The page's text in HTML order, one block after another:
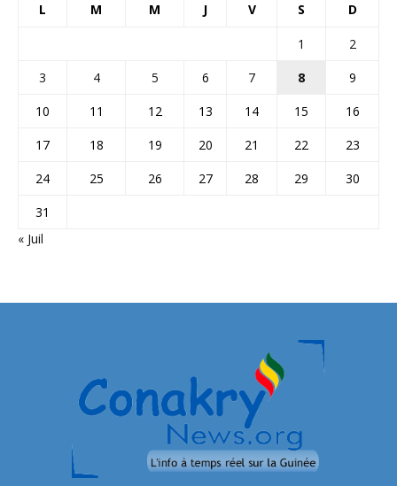
L M M J V S D
1
2
3
4 5 6 7 8
9
10
11 12 13 14 15
16
17
18 19 20 21 22
23
24
25 26 27 28 29
30
31
« Juil